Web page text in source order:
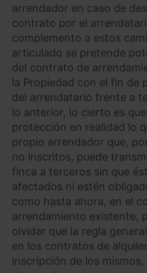
arrendador en caso de
contrato por el
complemento a estos
articulado se pretende
del contrato de
la Propiedad con el fin de
del arrendatario frente a
lo anterior, lo cierto es
protección en realidad lo
propio arrendador que,
no inscritos, puede
finca a terceros sin que
afectados ni estén
como hasta ahora, en el
arrendamiento existente,
olvidar que la regla
en los contratos de
inscripción de los